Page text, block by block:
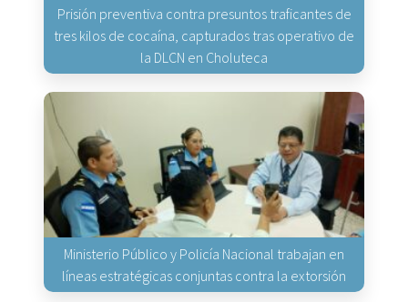
Prisión preventiva contra presuntos traficantes de
tres kilos de cocaína, capturados tras operativo de
la DLCN en Choluteca
Ministerio Público y Policía Nacional trabajan en
líneas estratégicas conjuntas contra la extorsión